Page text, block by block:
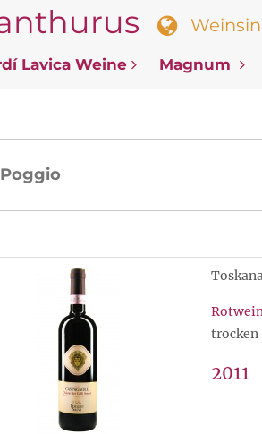
Lavica Weine Magnum
trocken
2011